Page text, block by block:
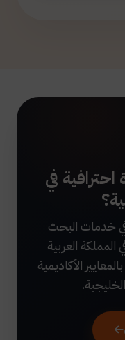
في
في خدمات البحث
المملكة العربية
الأكاديمية